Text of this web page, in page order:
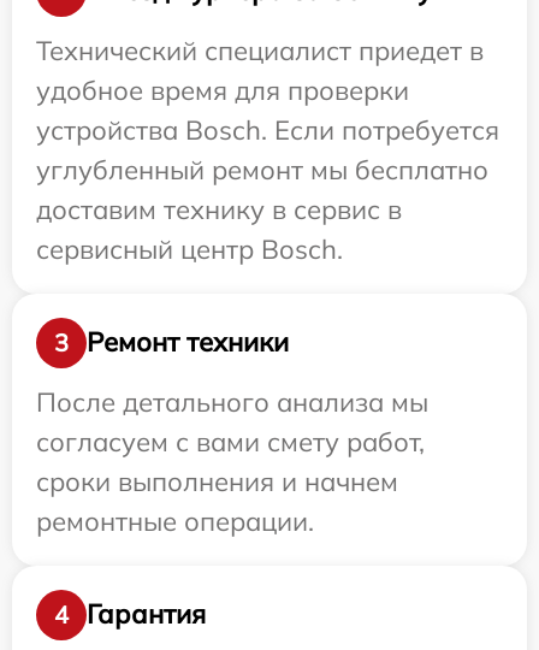
Технический специалист приедет в
удобное время для проверки
устройства Bosch. Если потребуется
углубленный ремонт мы бесплатно
доставим технику в сервис в
сервисный центр Bosch.
3
Ремонт техники
После детального анализа мы
согласуем с вами смету работ,
сроки выполнения и начнем
ремонтные операции.
4
Гарантия